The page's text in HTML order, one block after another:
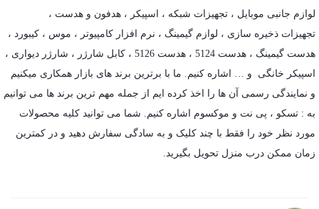
لوازم جانبی موبایل ، تجهیزات شبکه ، اسپیکر ، هدفون و هدست ،
تجهیزات ذخیره سازی ، لوازم گیمینگ ، نرم افزار کامپیوتر ، موس ، کیبورد ،
هدست گیمینگ ، هدست 5124 ، هدست 5126 ، کابل شارژر ، شارژر دیواری ،
اسپیکر خانگی و … اشاره کنیم. ما با برترین برند های بازار همکاری میکنیم
و نمایندگی رسمی آن ها را اخذ کرده ایم از جمله مهم ترین برند ها می توانیم
به : تسکو ، پی نت و موکسوم اشاره کنیم. شما می توانید کلیه محصولات
مورد نظر خود را فقط با چند کلیک و به سادگی سفارش دهید و در کمترین
زمان ممکن درب منزل تحویل بگیرید.